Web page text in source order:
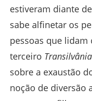
estiveram diante
sabe alfinetar os
pessoas que lidam
terceiro Transilvânia
sobre a exaustão
noção de diversão